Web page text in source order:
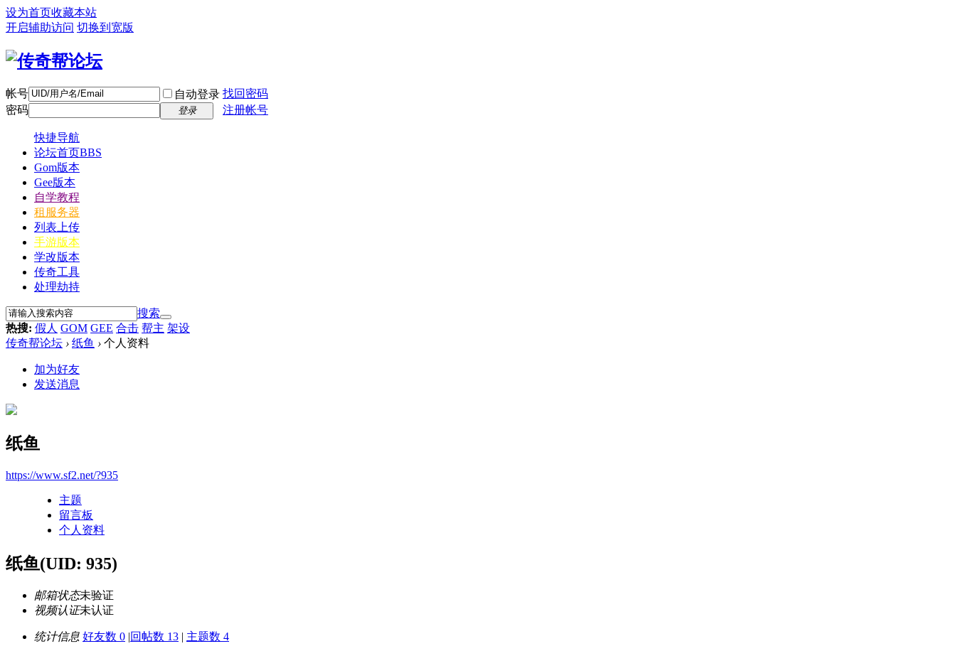
设为首页收藏本站
开启辅助访问 切换到宽版
帐号 自动登录 找回密码
密码
登录 注册帐号
快捷导航
论坛首页BBS
Gom版本
Gee版本
自学教程
租服务器
列表上传
手游版本
学改版本
传奇工具
处理劫持
搜索
热搜: 假人 GOM GEE 合击 帮主 架设
传奇帮论坛 › 纸鱼 › 个人资料
加为好友
发送消息
纸鱼
https://www.sf2.net/?935
主题
留言板
个人资料
纸鱼(UID: 935)
邮箱状态未验证
视频认证未认证
统计信息 好友数 0 |回帖数 13 | 主题数 4